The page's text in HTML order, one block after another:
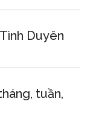
Duyên
tuần,